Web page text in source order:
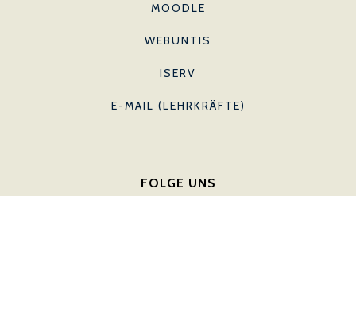
MOODLE
WEBUNTIS
ISERV
E-MAIL (LEHRKRÄFTE)
FOLGE UNS